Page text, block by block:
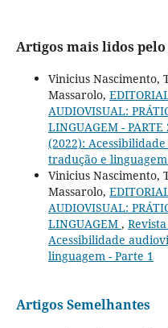
Artigos mais lidos
Vinicius Nascimento,
Massarolo,
AUDIOVISUAL:
LINGUAGEM - PARTE
(2022):
tradução e
Vinicius Nascimento,
Massarolo,
AUDIOVISUAL:
LINGUAGEM ,
Acessibilidade
linguagem - Parte 1
Artigos Semelhantes